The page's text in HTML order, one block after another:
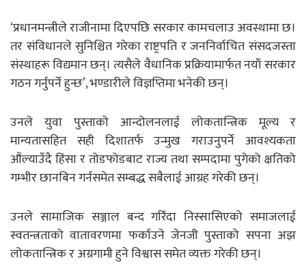
‘प्रधानमन्त्रीले राजीनामा दिएपछि सरकार कामचलाउ अवस्थामा छ।
तर संविधानले सुनिश्चित गरेका राष्ट्रपति र जननिर्वाचित संसदजस्ता
संस्थाहरू विद्यमान छन्। त्यसैले वैधानिक प्रक्रियामार्फत नयाँ सरकार
गठन गर्नुपर्ने हुन्छ’, भण्डारीले विज्ञप्तिमा भनेकी छन्।
उनले युवा पुस्ताको आन्दोलनलाई लोकतान्त्रिक मूल्य र
मान्यतासहित सही दिशातर्फ उन्मुख गराउनुपर्ने आवश्यकता
औंल्याउँदै हिंसा र तोडफोडबाट राज्य तथा सम्पदामा पुगेको क्षतिको
गम्भीर छानबिन गर्नसमेत सम्बद्ध सबैलाई आग्रह गरेकी छन्।
उनले सामाजिक सञ्जाल बन्द गरिँदा निस्सासिएको समाजलाई
स्वतन्त्रताको वातावरणमा फर्काउने जेनजी पुस्ताको सपना अझ
लोकतान्त्रिक र अग्रगामी हुने विश्वास समेत व्यक्त गरेकी छन्।